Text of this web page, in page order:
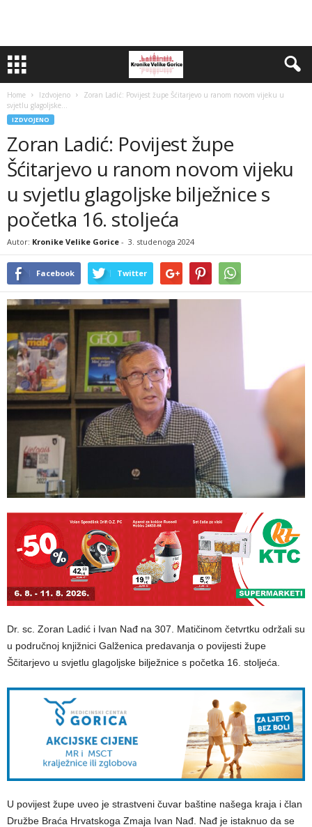
Home Izdvojeno
Zoran Ladić: Povijest župe Šćitarjevo u ranom novom vijeku u
svjetlu glagoljske...
IZDVOJENO
Zoran Ladić: Povijest župe
Šćitarjevo u ranom novom vijeku
u svjetlu glagoljske bilježnice s
početka 16. stoljeća
Autor: Kronike Velike Gorice - 3. studenoga 2024
Facebook Twitter
Dr. sc. Zoran Ladić i Ivan Nađ na 307. Matičinom četvrtku održali su
u područnoj knjižnici Galženica predavanja o povijesti župe
Ščitarjevo u svjetlu glagoljske bilježnice s početka 16. stoljeća.
U povijest župe uveo je strastveni čuvar baštine našega kraja i član
Družbe Braća Hrvatskoga Zmaja Ivan Nađ. Nađ je istaknuo da se